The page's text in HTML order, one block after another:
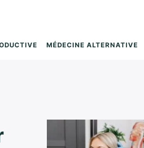
MÉDECINE ALTERNATIVE